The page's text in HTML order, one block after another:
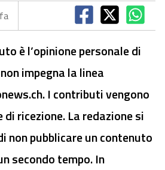
è l’opinione personale di
impegna la linea
I contributi vengono
ricezione. La redazione si
non pubblicare un contenuto
secondo tempo. In